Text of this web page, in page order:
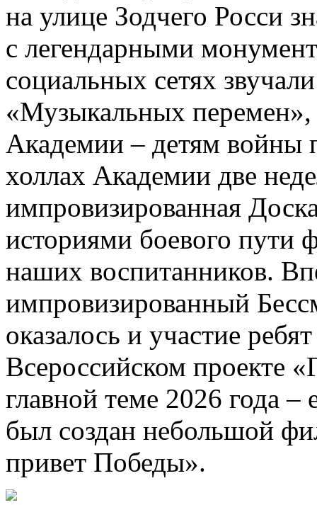
на улице Зодчего Росси
c легендарными
социальных сетях
«Музыкальных
Академии – детям войны
холлах Академии две
импровизированная
историями боевого пути
наших воспитанников.
импровизированный
оказалось и участие
Всероссийском проекте
главной теме 2026 года
был создан небольшой
привет Победы».